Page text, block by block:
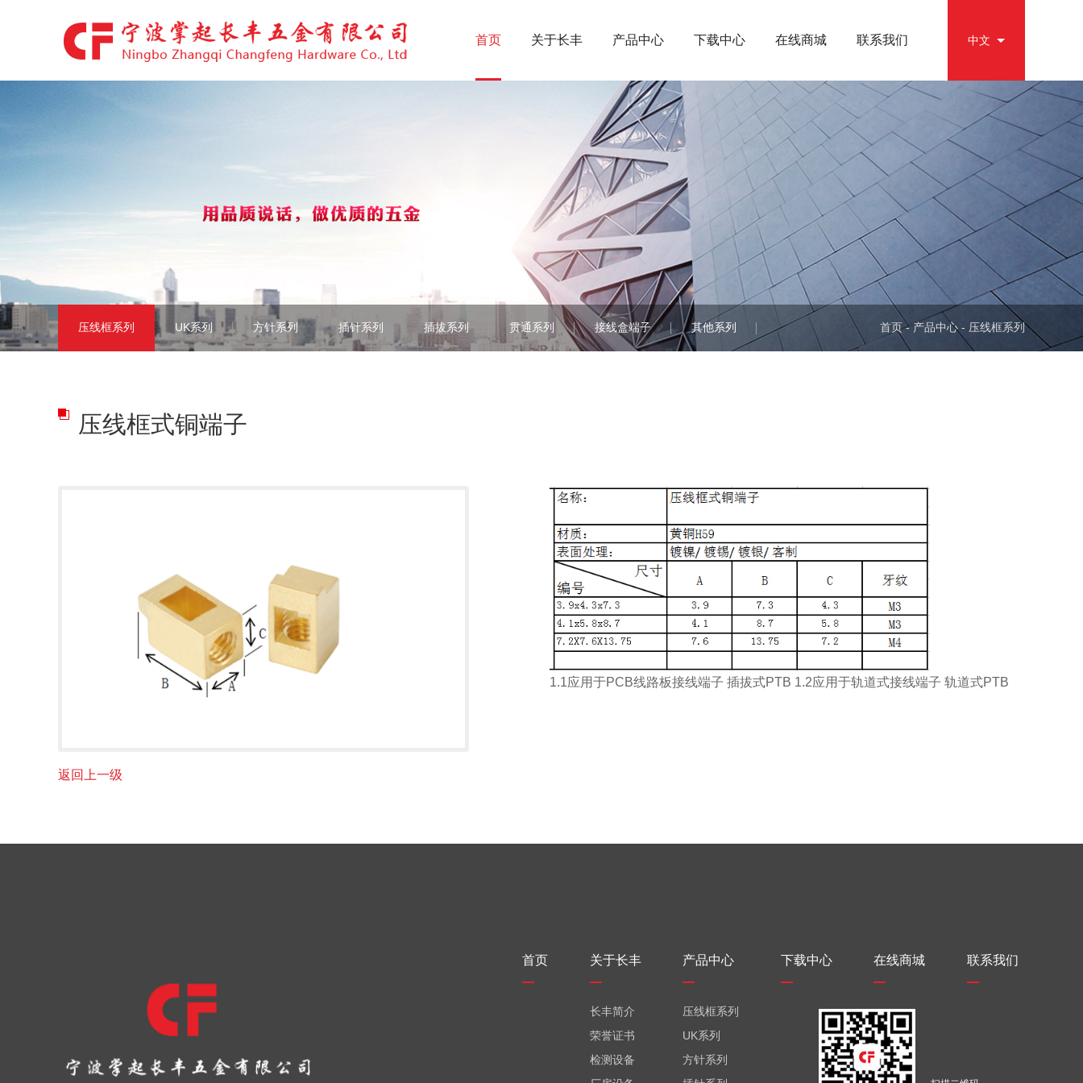
首页 关于长丰
检测设备
厂房设备
新闻中心
产品中心
压线框系列
UK系列
方针系列
插针系列
插拔系列
贯通系列
接线盒端子
其他系列
下载中心 在线商城 联系我们
EN 中文
压线框系列 UK系列 方针系列 插针系列 插拔系列 贯通系列 接线盒端子 其他系列 首页- 产品中心 - 压线框系列
压线框式铜端子
1.1应用于PCB线路板接线端子 插拔式PTB 1.2应用于轨道式接线端子 轨道式PTB
返回上一级
首页 关于长丰
长丰简介
荣誉证书
检测设备
产品中心
压线框系列
UK系列
方针系列
下载中心 在线商城 联系我们